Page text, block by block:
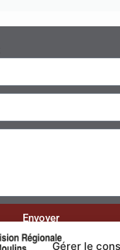
Gérer le
Envoyer